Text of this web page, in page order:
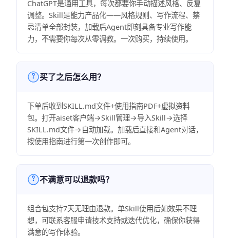
ChatGPT是通用工具，每次都要你手动描述风格、反复
调整。Skill是能力产品化——风格规则、写作流程、禁
忌清单全部封装，加载后Agent即刻具备专业写作能
力，不需要你每次从零调教。一次购买，持续使用。
买了之后怎么用？
下单后收到SKILL.md文件+使用指南PDF+虚拟资料
包。打开aiset客户端→Skill管理→导入Skill→选择
SKILL.md文件→自动加载。加载后直接和Agent对话，
按使用指南进行第一次创作即可。
不满意可以退款吗？
组合包支持7天无理由退款。单Skill使用后如效果不理
想，可联系客服申请技术支持或迭代优化，确保你获得
满意的写作体验。